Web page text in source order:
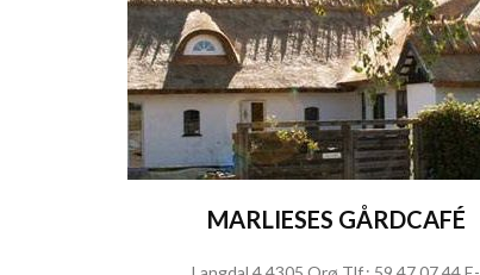
MARLIESES GÅRDCAFÉ